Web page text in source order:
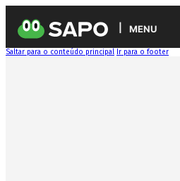
MENU
Saltar para o conteúdo principal Ir para o footer